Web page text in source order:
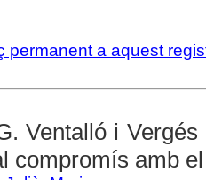
permanent a aquest
Ventalló i
compromís amb